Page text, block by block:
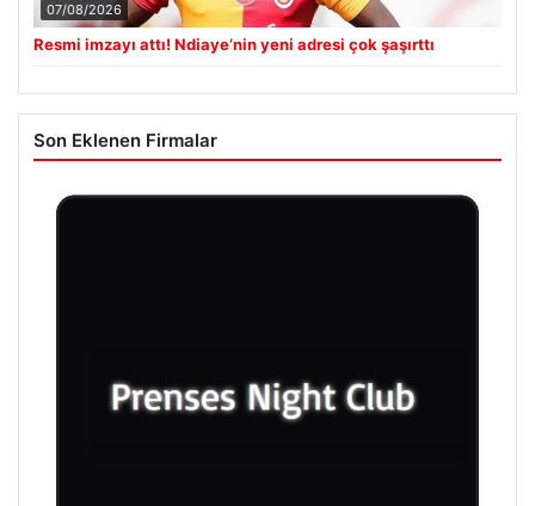
07/08/2026
Resmi imzayı attı! Ndiaye’nin yeni adresi çok şaşırttı
Son Eklenen Firmalar